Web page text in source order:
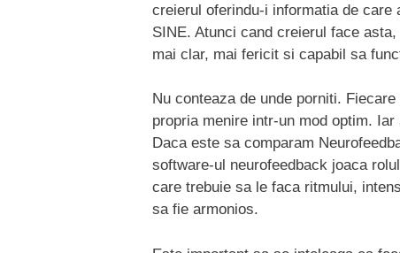
creierul oferindu-i informatia de care
SINE. Atunci cand creierul face
mai clar, mai fericit si capabil sa
Nu conteaza de unde porniti.
propria menire intr-un mod optim.
Daca este sa comparam
software-ul neurofeedback joaca
care trebuie sa le faca ritmului,
sa fie armonios.